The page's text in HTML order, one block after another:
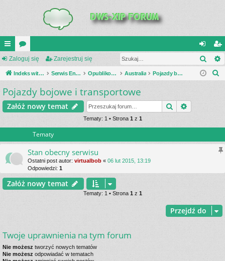
UI
C
K
_L
or
a
al
og
ar
ej
ę
Zaloguj się Zarejestruj się
Indeks witryny Serwis Encyklopedia Uzbrojenia Opublikowane zestawienia Australia Pojazdy bojowe i transportowe
j
Pojazdy bojowe i transportowe
Załóż nowy temat Szukaj
Tematy: 1 • Strona 1 z 1
Tematy
Stan obecny serwisu
Ostatni post autor: virtualbob « 06 lut 2015, 13:19
Odpowiedzi: 1
Załóż nowy temat
Tematy: 1 • Strona 1z 1
Przejdź do
Twoje uprawnienia na tym forum
Nie możesz tworzyć nowych tematów
Nie możesz odpowiadać w tematach